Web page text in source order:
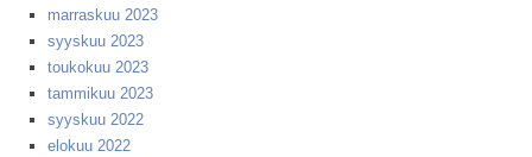
marraskuu 2023
syyskuu 2023
toukokuu 2023
tammikuu 2023
syyskuu 2022
elokuu 2022